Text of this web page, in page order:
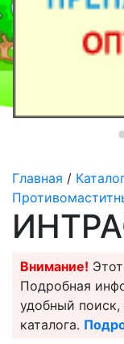
Главная /
Внимание!
Подробная
удобный поиск,
каталога.